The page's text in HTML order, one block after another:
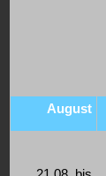
August